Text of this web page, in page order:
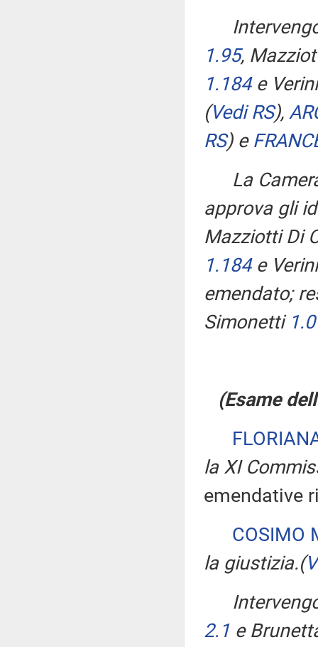
1.95,
1.184e
(Vedi RS),
RS)e
La
approva gli
Mazziotti Di
1.184e
emendato;
Simonetti
(Esame dell'
la XI
emendative
COSIMO
la giustizia.(
2.1 e